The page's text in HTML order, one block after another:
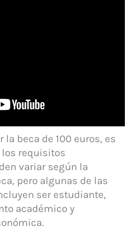
beca de 100 euros, es
requisitos
variar según la
pero algunas de las
ser estudiante,
académico y